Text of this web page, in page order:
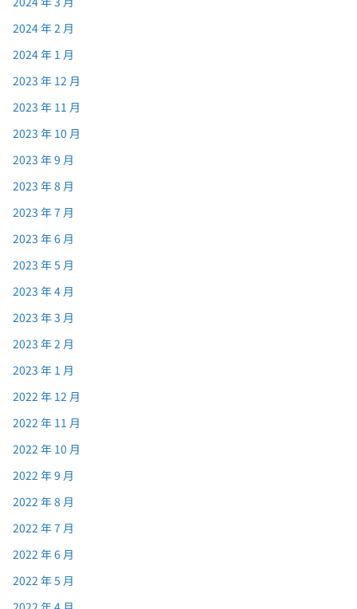
2024 年 2 月
2024 年 1 月
2023 年 12 月
2023 年 11 月
2023 年 10 月
2023 年 9 月
2023 年 8 月
2023 年 7 月
2023 年 6 月
2023 年 5 月
2023 年 4 月
2023 年 3 月
2023 年 2 月
2023 年 1 月
2022 年 12 月
2022 年 11 月
2022 年 10 月
2022 年 9 月
2022 年 8 月
2022 年 7 月
2022 年 6 月
2022 年 5 月